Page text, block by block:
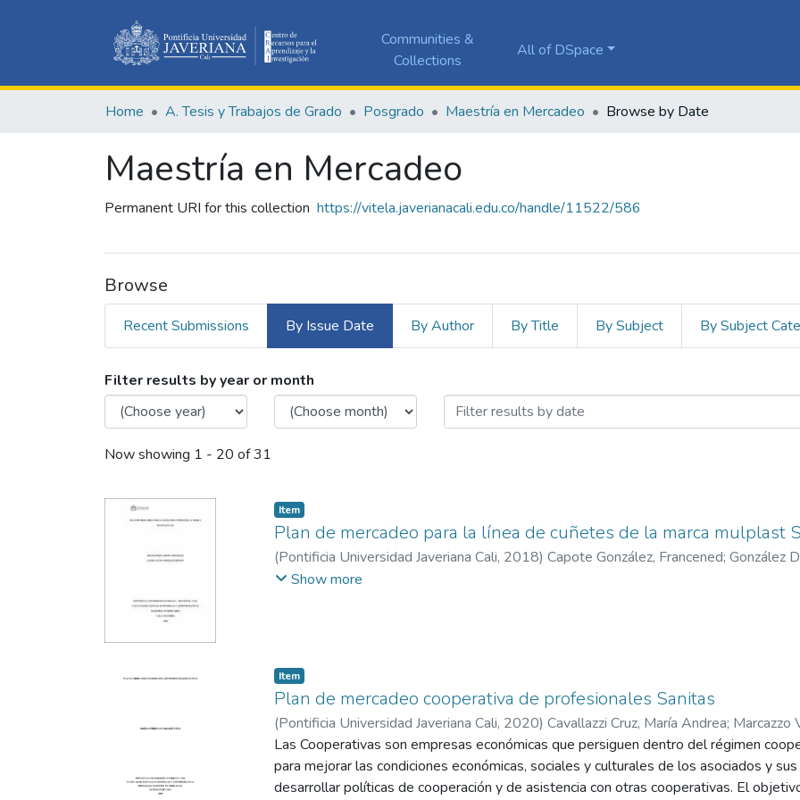
Communities &
Collections
All of DSpace
Home A. Tesis y Trabajos de Grado Posgrado Maestría en Mercadeo Browse by Date
Maestría en Mercadeo
Permanent URI for this collection https://vitela.javerianacali.edu.co/handle/11522/586
Browse
Recent Submissions By Issue Date By Author By Title By Subject By Subject
Browsing Maestría en Mercadeo by Issue Date
Filter results by year or month
Now showing 1 - 20 of 31
Item
Plan de mercadeo para la línea de cuñetes de la marca mulplast
(Pontificia Universidad Javeriana Cali, 2018) Capote González, Francened; González
Edy Lorena
Show more
Item
Plan de mercadeo cooperativa de profesionales Sanitas
(Pontificia Universidad Javeriana Cali, 2020) Cavallazzi Cruz, María Andrea; Marcazzo
Las Cooperativas son empresas económicas que persiguen dentro del régimen
para mejorar las condiciones económicas, sociales y culturales de los asociados y
desarrollar políticas de cooperación y de asistencia con otras cooperativas. El